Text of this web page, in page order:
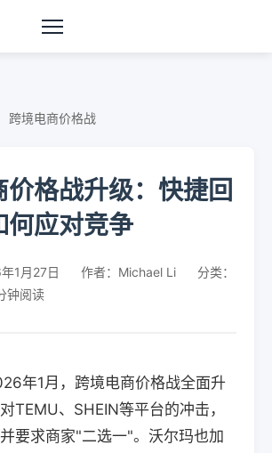
跨境电商价格战
价格战升级：快捷回
何应对竞争
1月27日 作者：Michael Li
分类：
钟阅读
年1月，跨境电商价格战全面升
TEMU、SHEIN等平台的冲击，
要求商家"二选一"。沃尔玛也加